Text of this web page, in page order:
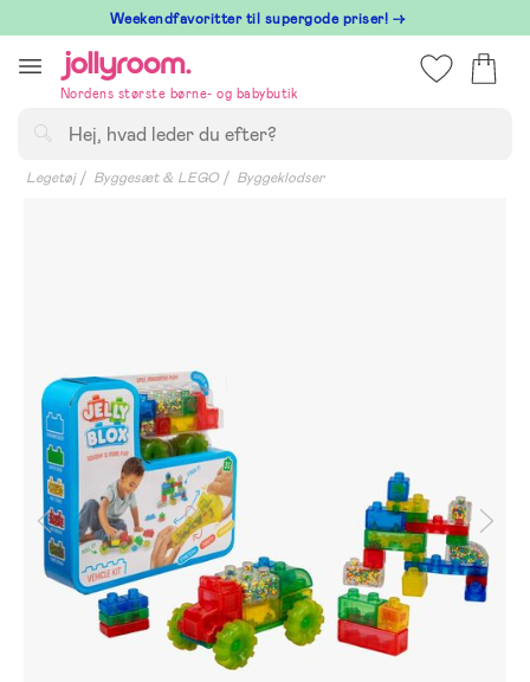
till
innehållet
⁠ Weekendfavoritter til supergode priser! →
Nordens største børne- og babybutik
Legetøj Byggesæt & LEGO Byggeklodser